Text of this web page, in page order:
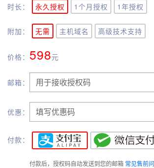
时长： 永久授权 1个月授权 1年授权
附加： 无需 主机域名 高级技术支持
价格： 598元
邮箱：
优惠：
付款：
付款后，授权码自动发送到您的邮箱 常见售前问